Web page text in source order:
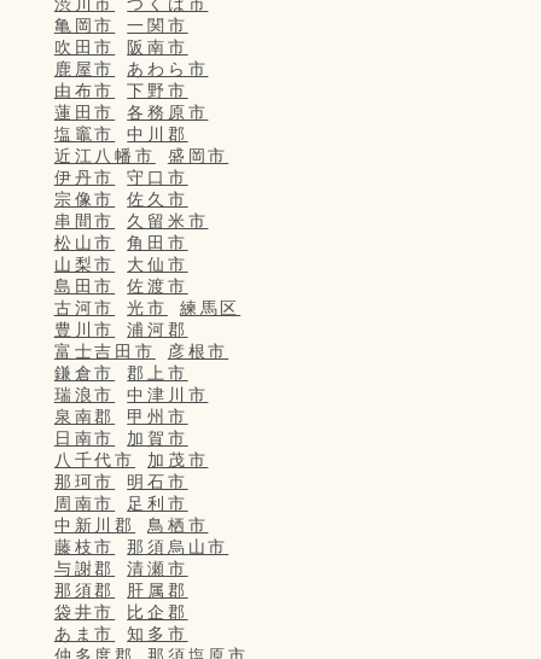
亀岡市
一関市
吹田市
阪南市
鹿屋市
あわら市
由布市
下野市
蓮田市
各務原市
塩竈市
中川郡
近江八幡市
盛岡市
伊丹市
守口市
宗像市
佐久市
串間市
久留米市
松山市
角田市
山梨市
大仙市
島田市
佐渡市
古河市
光市
練馬区
豊川市
浦河郡
富士吉田市
彦根市
鎌倉市
郡上市
瑞浪市
中津川市
泉南郡
甲州市
日南市
加賀市
八千代市
加茂市
那珂市
明石市
周南市
足利市
中新川郡
鳥栖市
藤枝市
那須烏山市
与謝郡
清瀬市
那須郡
肝属郡
袋井市
比企郡
あま市
知多市
仲多度郡
那須塩原市